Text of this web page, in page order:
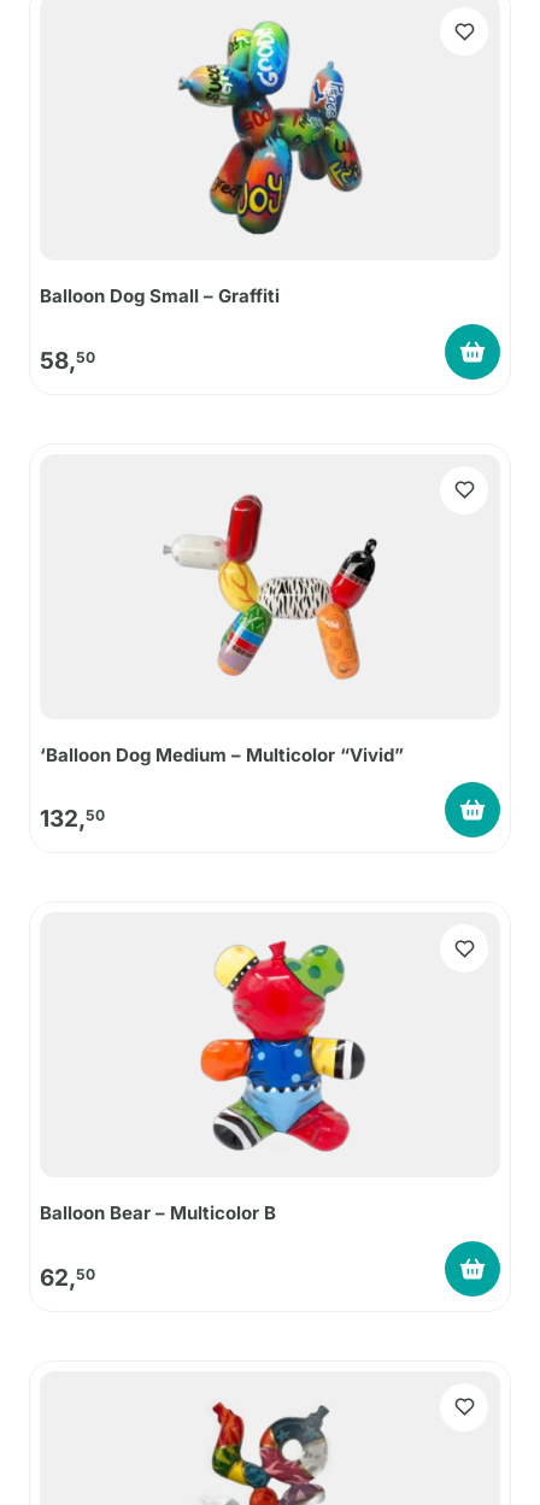
Balloon Dog Small – Graffiti
58,50
‘Balloon Dog Medium – Multicolor “Vivid”
132,50
Balloon Bear – Multicolor B
62,50